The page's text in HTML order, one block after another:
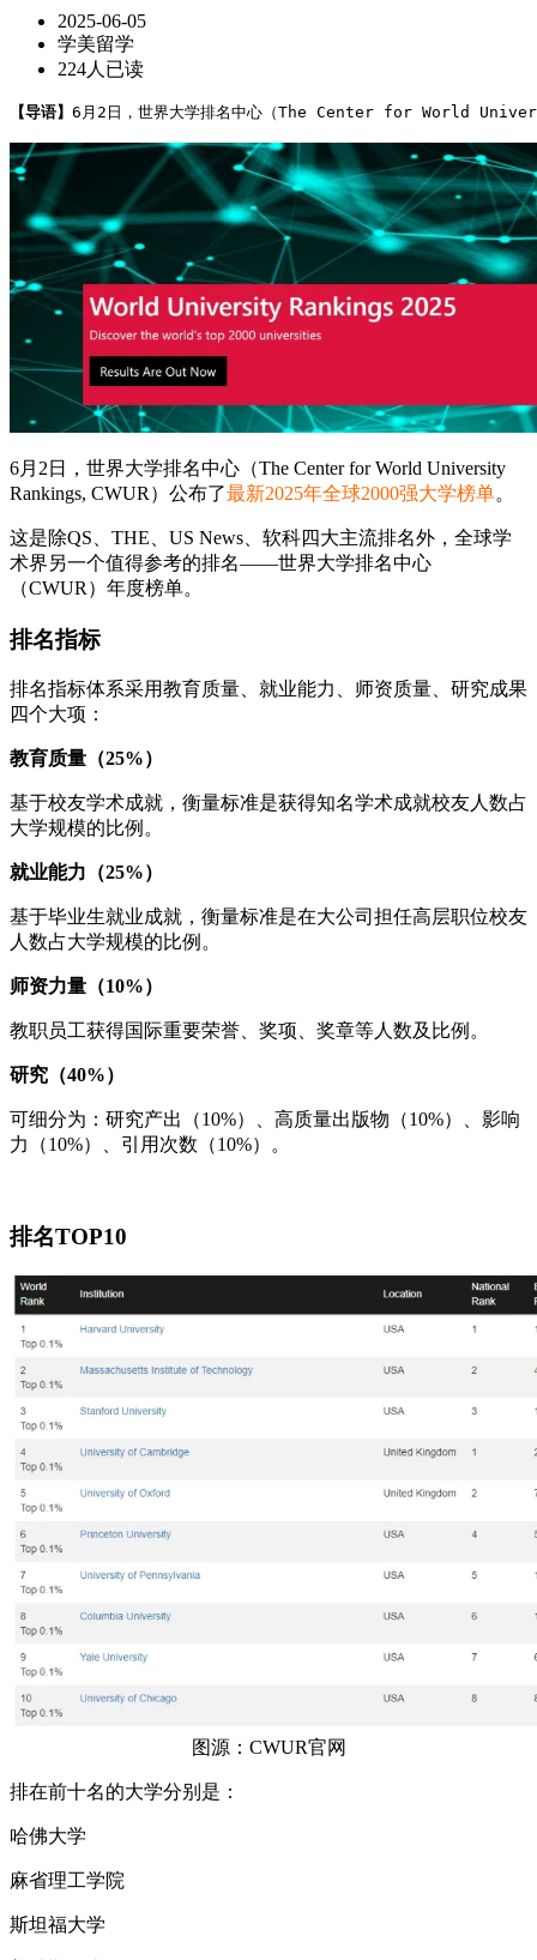
2025-06-05
学美留学
224人已读
【导语】 6月2日，世界大学排名中心（The Center for World
6月2日，世界大学排名中心（The Center for World University
Rankings, CWUR）公布了最新2025年全球2000强大学榜单。
这是除QS、THE、US News、软科四大主流排名外，全球学
术界另一个值得参考的排名——世界大学排名中心
（CWUR）年度榜单。
排名指标
排名指标体系采用教育质量、就业能力、师资质量、研究成果
四个大项：
教育质量（25%）
基于校友学术成就，衡量标准是获得知名学术成就校友人数占
大学规模的比例。
就业能力（25%）
基于毕业生就业成就，衡量标准是在大公司担任高层职位校友
人数占大学规模的比例。
师资力量（10%）
教职员工获得国际重要荣誉、奖项、奖章等人数及比例。
研究（40%）
可细分为：研究产出（10%）、高质量出版物（10%）、影响
力（10%）、引用次数（10%）。
排名TOP10
图源：CWUR官网
排在前十名的大学分别是：
哈佛大学
麻省理工学院
斯坦福大学